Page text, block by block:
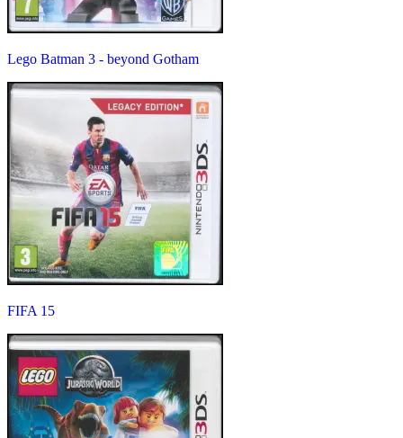
Lego Batman 3 - beyond Gotham
FIFA 15